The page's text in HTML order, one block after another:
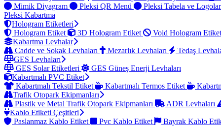
Mimik Diyagram
Pleksi QR Menü
Pleksi Tabela ve
Pleksi Kabartma
Hologram Etiketleri
Hologram Etiket
3D Hologram Etiket
Void Hologram
Kabartma Levhalar
Cadde ve Sokak Levhaları
Mezarlık Levhaları
Tedaş
GES Levhaları
GES Solar Etiketleri
GES Güneş Enerji Levhaları
Kabartmalı PVC Etiket
Kabartmalı Tekstil Etiket
Kabartmalı Termos Etiket
Trafik Otopark Ekipmanları
Plastik ve Metal Trafik Otopark Ekipmanları
ADR Levhaları
Kablo Etiketi Çeşitleri
Paslanmaz Kablo Etiket
Pvc Kablo Etiket Bayrak Kablo